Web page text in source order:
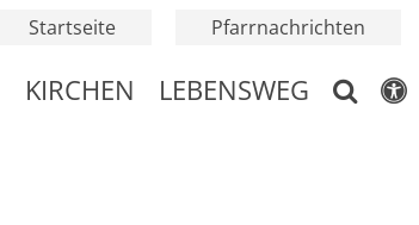
Startseite Pfarrnachrichten
KIRCHEN LEBENSWEG